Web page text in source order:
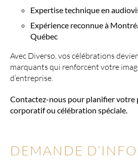
Expertise technique en
Expérience reconnue à
Québec
Avec Diverso, vos célébrations
marquants qui renforcent votre
d’entreprise.
Contactez-nous pour planifier votre
corporatif ou célébration spéciale.
DEMANDE